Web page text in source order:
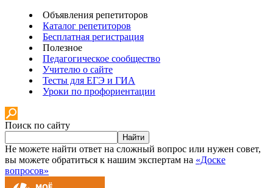
Объявления репетиторов
Каталог репетиторов
Бесплатная регистрация
Полезное
Педагогическое сообщество
Учителю о сайте
Тесты для ЕГЭ и ГИА
Уроки по профориентации
Поиск по сайту
Найти
Не можете найти ответ на сложный вопрос или нужен совет,
вы можете обратиться к нашим экспертам на «Доске
вопросов»